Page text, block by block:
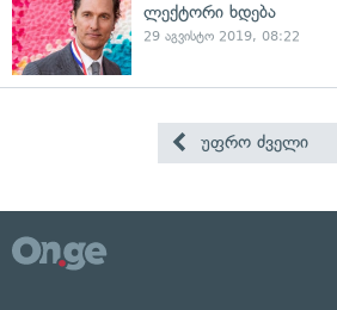
ლექტორი ხდება
29 აგვისტო 2019, 08:22
უფრო ძველი